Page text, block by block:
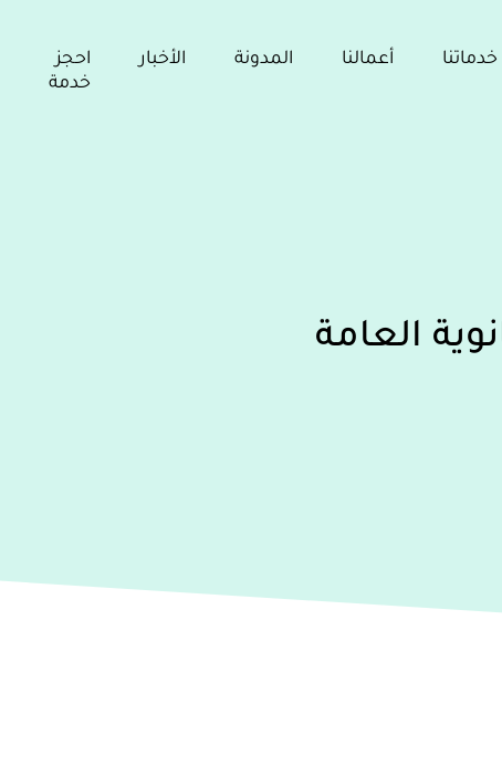
خدماتنا أعمالنا المدونة الأخبار
احجز
خدمة
العامة